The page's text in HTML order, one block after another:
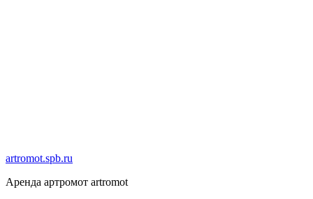
artromot.spb.ru
Аренда артромот artromot